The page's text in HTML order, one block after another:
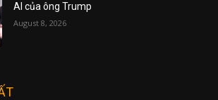
AI của ông Trump
August 8, 2026